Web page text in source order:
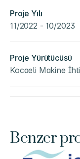
Proje Yılı
11/2022 - 10/2023
Proje Yürütücüsü
Kocaeli Makine
Benzer